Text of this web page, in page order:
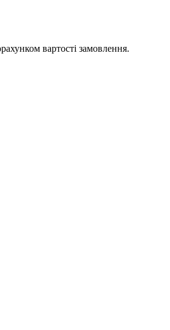
вартості замовлення.
власну службу таксі з будь-якого міста